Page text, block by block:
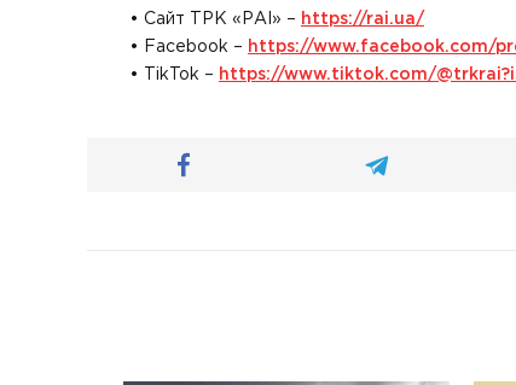
• Сайт ТРК «РАІ» – https://rai.ua/
• Facebook – https://www.facebook.com/
• TikTok – https://www.tiktok.com/